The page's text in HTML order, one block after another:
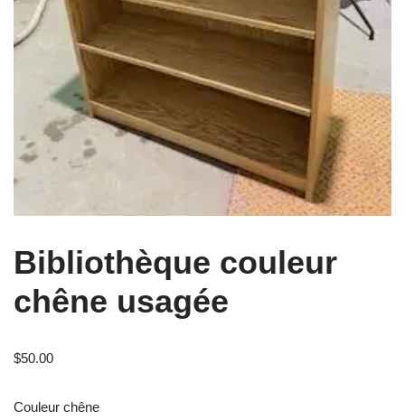
Bibliothèque couleur
chêne usagée
$50.00
Couleur chêne